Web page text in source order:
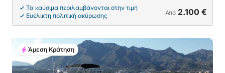
Τα καύσιμα περιλαμβάνονται στην τιμή
Ευέλικτη πολιτική ακύρωσης
Από 2.100 €
Άμεση Κράτηση